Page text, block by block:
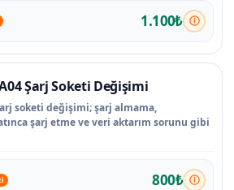
1.100₺
Şarj Soketi Değişimi
soketi değişimi; şarj almama,
şarj etme ve veri aktarım sorunu gibi
800₺